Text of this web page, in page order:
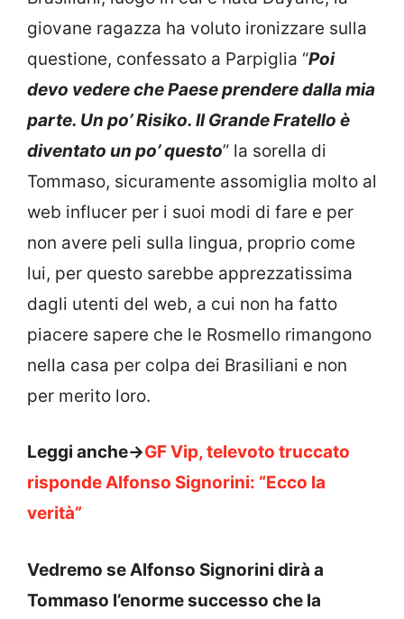
giovane ragazza ha voluto ironizzare sulla
questione, confessato a Parpiglia “Poi
devo vedere che Paese prendere dalla mia
parte. Un po’ Risiko. Il Grande Fratello è
diventato un po’ questo” la sorella di
Tommaso, sicuramente assomiglia molto al
web influcer per i suoi modi di fare e per
non avere peli sulla lingua, proprio come
lui, per questo sarebbe apprezzatissima
dagli utenti del web, a cui non ha fatto
piacere sapere che le Rosmello rimangono
nella casa per colpa dei Brasiliani e non
per merito loro.
Leggi anche->GF Vip, televoto truccato
risponde Alfonso Signorini: “Ecco la
verità”
Vedremo se Alfonso Signorini dirà a
Tommaso l’enorme successo che la